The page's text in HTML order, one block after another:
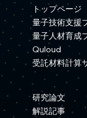
株式会社
トップページ
量子技術支援
量子人材育成
Quloud
受託材料計算
研究論文
解説記事